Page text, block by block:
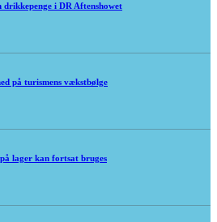
drikkepenge i DR Aftenshowet
på turismens vækstbølge
lager kan fortsat bruges